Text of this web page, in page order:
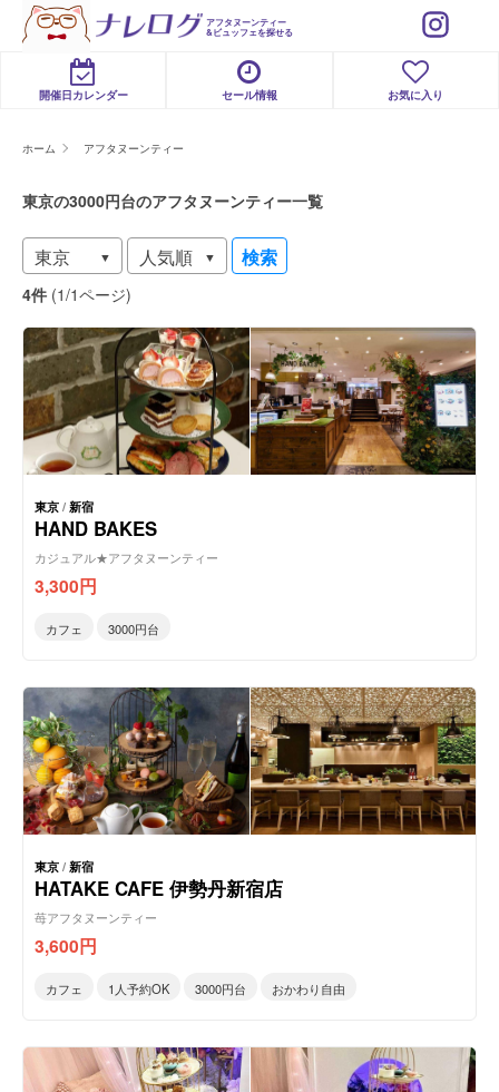
アフタヌーンティー
&ビュッフェを探せる
開催日カレンダー セール情報 お気に入り
ホーム アフタヌーンティー
東京の3000円台のアフタヌーンティー一覧
検索
4件 (1/1ページ)
東京/新宿
HAND BAKES
カジュアル★アフタヌーンティー
3,300円
カフェ 3000円台
東京/新宿
HATAKE CAFE 伊勢丹新宿店
苺アフタヌーンティー
3,600円
カフェ 1人予約OK 3000円台 おかわり自由